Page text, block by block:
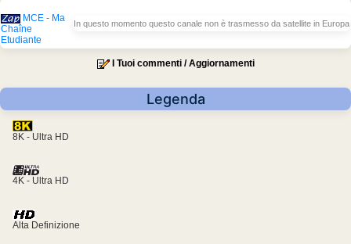
MCE - Ma
Chaîne
Etudiante
In questo momento questo canale non è trasmesso da satellite in Europa
I Tuoi commenti / Aggiornamenti
Legenda
8K - Ultra HD
4K - Ultra HD
Alta Definizione